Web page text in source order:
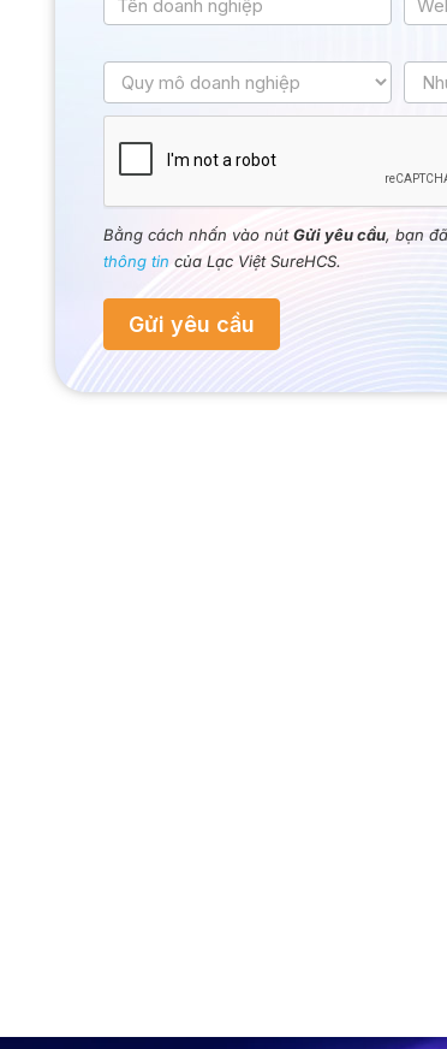
Bằng cách nhấn vào nútGửi yêu cầu, bạn
thông tin của Lạc Việt SureHCS.
Gửi yêu cầu